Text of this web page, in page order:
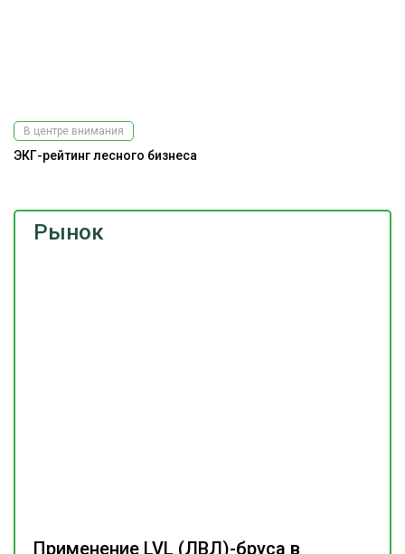
Рынок
Применение LVL (ЛВЛ)-бруса в
В центре внимания
ЭКГ-рейтинг лесного бизнеса